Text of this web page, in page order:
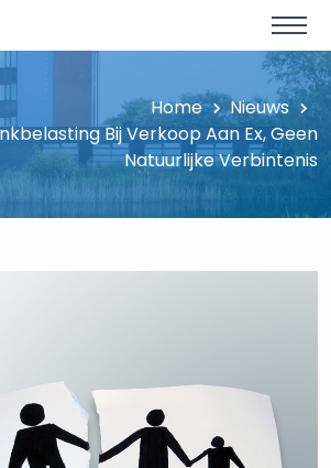
Home
Nieuws
Bij Verkoop Aan Ex, Geen
Natuurlijke Verbintenis